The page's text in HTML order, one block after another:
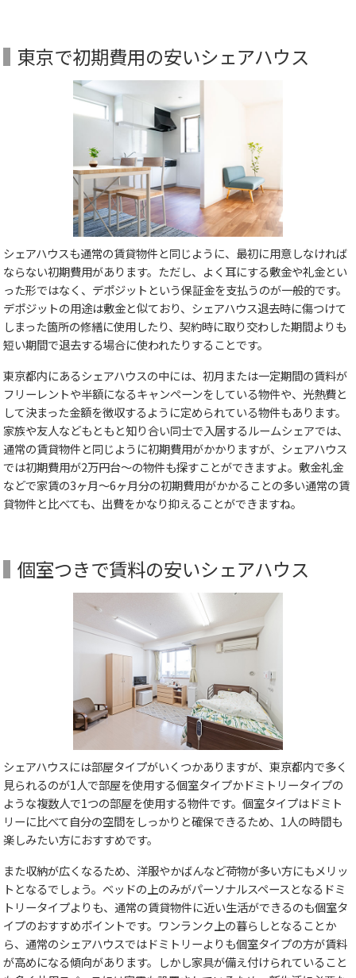
東京で初期費用の安いシェアハウス
シェアハウスも通常の賃貸物件と同じように、最初に用意しなければ
ならない初期費用があります。ただし、よく耳にする敷金や礼金とい
った形ではなく、デポジットという保証金を支払うのが一般的です。
デポジットの用途は敷金と似ており、シェアハウス退去時に傷つけて
しまった箇所の修繕に使用したり、契約時に取り交わした期間よりも
短い期間で退去する場合に使われたりすることです。
東京都内にあるシェアハウスの中には、初月または一定期間の賃料が
フリーレントや半額になるキャンペーンをしている物件や、光熱費と
して決まった金額を徴収するように定められている物件もあります。
家族や友人などもともと知り合い同士で入居するルームシェアでは、
通常の賃貸物件と同じように初期費用がかかりますが、シェアハウス
では初期費用が2万円台～の物件も探すことができますよ。敷金礼金
などで家賃の3ヶ月～6ヶ月分の初期費用がかかることの多い通常の賃
貸物件と比べても、出費をかなり抑えることができますね。
個室つきで賃料の安いシェアハウス
シェアハウスには部屋タイプがいくつかありますが、東京都内で多く
見られるのが1人で部屋を使用する個室タイプかドミトリータイプの
ような複数人で1つの部屋を使用する物件です。個室タイプはドミト
リーに比べて自分の空間をしっかりと確保できるため、1人の時間も
楽しみたい方におすすめです。
また収納が広くなるため、洋服やかばんなど荷物が多い方にもメリッ
トとなるでしょう。ベッドの上のみがパーソナルスペースとなるドミ
トリータイプよりも、通常の賃貸物件に近い生活ができるのも個室タ
イプのおすすめポイントです。ワンランク上の暮らしとなることか
ら、通常のシェアハウスではドミトリーよりも個室タイプの方が賃料
が高めになる傾向があります。しかし家具が備え付けられていること